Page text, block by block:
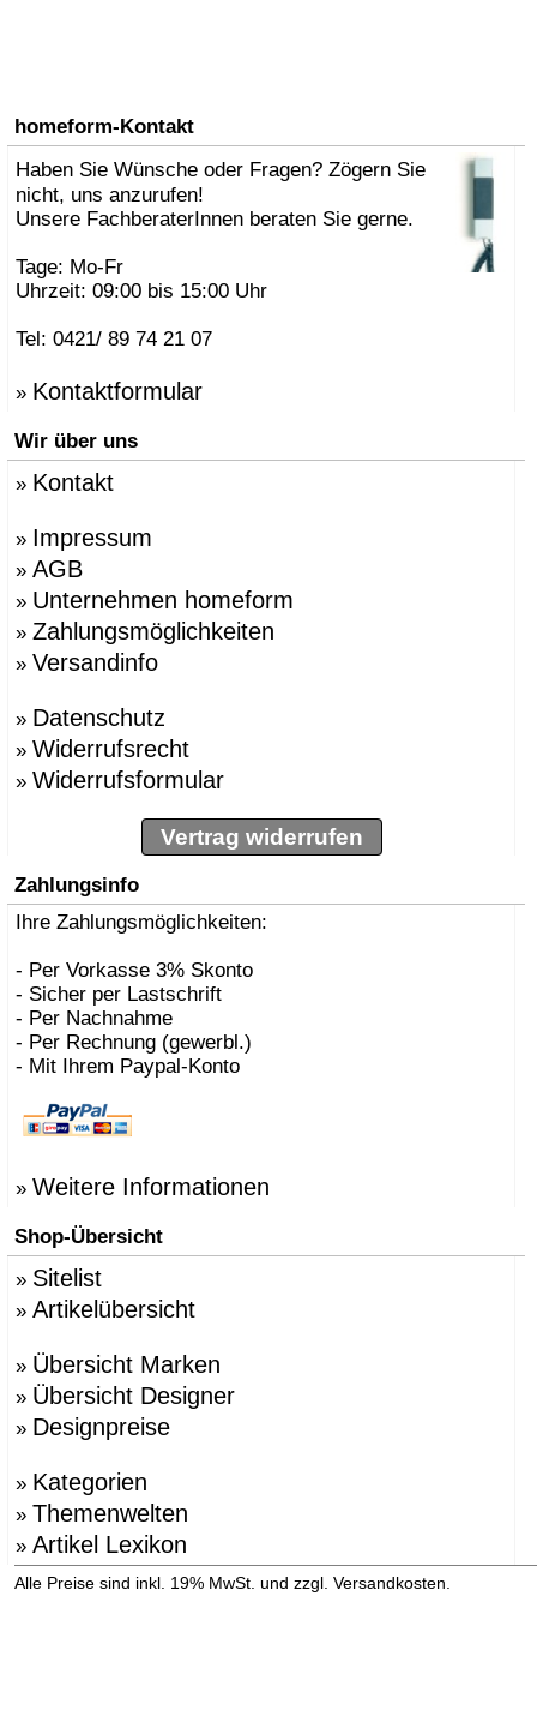
homeform-Kontakt
Haben Sie Wünsche oder Fragen? Zögern Sie
nicht, uns anzurufen!
Unsere FachberaterInnen beraten Sie gerne.
Tage: Mo-Fr
Uhrzeit: 09:00 bis 15:00 Uhr
Tel: 0421/ 89 74 21 07
» Kontaktformular
Wir über uns
» Kontakt
» Impressum
» AGB
» Unternehmen homeform
» Zahlungsmöglichkeiten
» Versandinfo
» Datenschutz
» Widerrufsrecht
» Widerrufsformular
Vertrag widerrufen
Zahlungsinfo
Ihre Zahlungsmöglichkeiten:
- Per Vorkasse 3% Skonto
- Sicher per Lastschrift
- Per Nachnahme
- Per Rechnung (gewerbl.)
- Mit Ihrem Paypal-Konto
» Weitere Informationen
Shop-Übersicht
» Sitelist
» Artikelübersicht
» Übersicht Marken
» Übersicht Designer
» Designpreise
» Kategorien
» Themenwelten
» Artikel Lexikon
Alle Preise sind inkl. 19% MwSt. und zzgl. Versandkosten.